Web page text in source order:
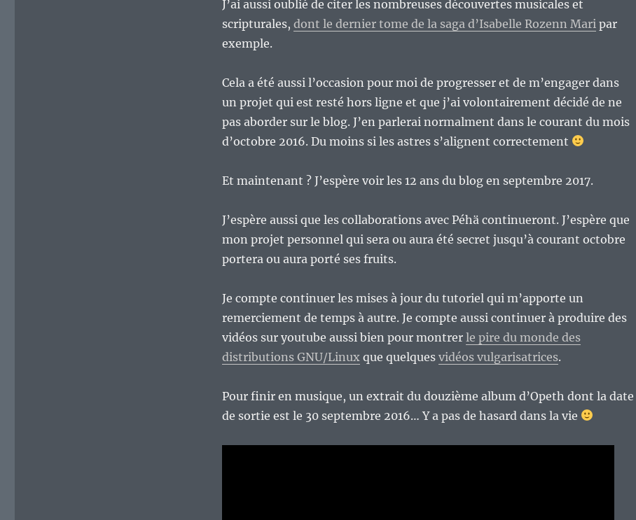
J’ai aussi oublié de citer les nombreuses découvertes musicales et
scripturales, dont le dernier tome de la saga d’Isabelle Rozenn Mari par
exemple.
Cela a été aussi l’occasion pour moi de progresser et de m’engager dans
un projet qui est resté hors ligne et que j’ai volontairement décidé de ne
pas aborder sur le blog. J’en parlerai normalment dans le courant du mois
d’octobre 2016. Du moins si les astres s’alignent correctement
Et maintenant ? J’espère voir les 12 ans du blog en septembre 2017.
J’espère aussi que les collaborations avec Péhä continueront. J’espère que
mon projet personnel qui sera ou aura été secret jusqu’à courant octobre
portera ou aura porté ses fruits.
Je compte continuer les mises à jour du tutoriel qui m’apporte un
remerciement de temps à autre. Je compte aussi continuer à produire des
vidéos sur youtube aussi bien pour montrer le pire du monde des
distributions GNU/Linuxque quelques vidéos vulgarisatrices.
Pour finir en musique, un extrait du douzième album d’Opeth dont la date
de sortie est le 30 septembre 2016… Y a pas de hasard dans la vie